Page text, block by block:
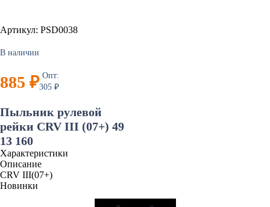
Артикул: PSD0038
В наличии
885 ₽ Опт:
305 ₽
Пыльник рулевой
рейки CRV III (07+) 49
13 160
Характеристики
Описание
CRV III(07+)
Новинки